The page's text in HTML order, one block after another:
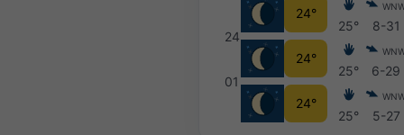
24
01
24°
24°
24°
25°
25°
25°
8-31
6-29
5-27